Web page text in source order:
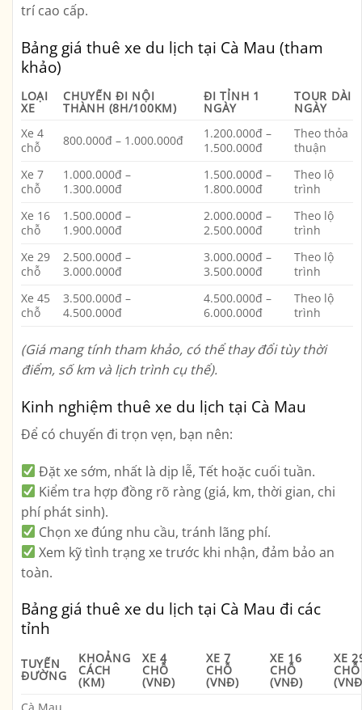
trí cao cấp.
Bảng giá thuê xe du lịch tại Cà Mau (tham
khảo)
LOẠI
XE
CHUYẾN ĐI NỘI
THÀNH (8H/100KM)
ĐI TỈNH 1
NGÀY
TOUR DÀI
NGÀY
Xe 4
chỗ
800.000đ – 1.000.000đ
1.200.000đ –
1.500.000đ
Theo thỏa
thuận
Xe 7
chỗ
1.000.000đ –
1.300.000đ
1.500.000đ –
1.800.000đ
Theo lộ
trình
Xe 16
chỗ
1.500.000đ –
1.900.000đ
2.000.000đ –
2.500.000đ
Theo lộ
trình
Xe 29
chỗ
2.500.000đ –
3.000.000đ
3.000.000đ –
3.500.000đ
Theo lộ
trình
Xe 45
chỗ
3.500.000đ –
4.500.000đ
4.500.000đ –
6.000.000đ
Theo lộ
trình
(Giá mang tính tham khảo, có thể thay đổi tùy thời
điểm, số km và lịch trình cụ thể).
Kinh nghiệm thuê xe du lịch tại Cà Mau
Để có chuyến đi trọn vẹn, bạn nên:
Đặt xe sớm, nhất là dịp lễ, Tết hoặc cuối tuần.
Kiểm tra hợp đồng rõ ràng(giá, km, thời gian, chi
phí phát sinh).
Chọn xe đúng nhu cầu, tránh lãng phí.
Xem kỹ tình trạng xe trước khi nhận, đảm bảo an
toàn.
Bảng giá thuê xe du lịch tại Cà Mau đi các
tỉnh
TUYẾN
ĐƯỜNG
KHOẢNG
CÁCH
(KM)
XE 4
CHỖ
(VNĐ)
XE 7
CHỖ
(VNĐ)
XE 16
CHỖ
(VNĐ)
XE
CHỖ